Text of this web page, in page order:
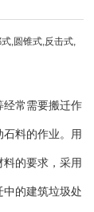
,圆锥式,反击式,
经常需要搬迁作
料的作业。用
料的要求，采用
中的建筑垃圾处